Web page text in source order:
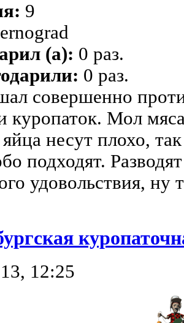
9
(а): 0 раз.
0 раз.
совершенно
куропаток. Мол
несут плохо,
подходят.
удовольствия, ну
12:25